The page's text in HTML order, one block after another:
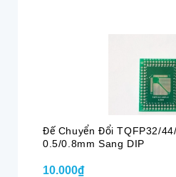
Đế Chuyển Đổi TQFP32/
0.5/0.8mm Sang DIP
10.000₫